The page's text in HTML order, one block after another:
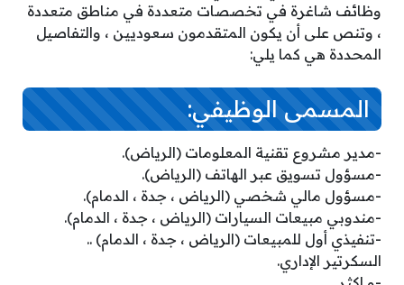
وظائف شاغرة في تخصصات متعددة في مناطق متعددة
، وتنص على أن يكون المتقدمون سعوديين ، والتفاصيل
المحددة هي كما يلي:
المسمى الوظيفي:
-مدير مشروع تقنية المعلومات (الرياض).
-مسؤول تسويق عبر الهاتف (الرياض).
-مسؤول مالي شخصي (الرياض ، جدة ، الدمام).
-مندوبي مبيعات السيارات (الرياض ، جدة ، الدمام).
-تنفيذي أول للمبيعات (الرياض ، جدة ، الدمام) ..
السكرتير الإداري.